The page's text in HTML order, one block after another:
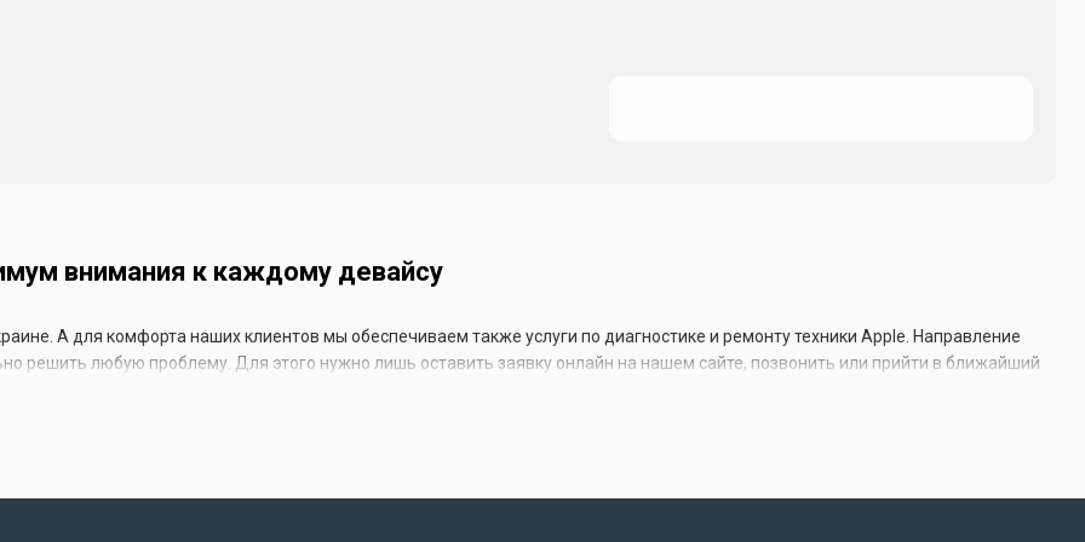
внимания к каждому девайсу
А для комфорта наших клиентов мы обеспечиваем также услуги по диагностике и ремонту техники Apple. Направление
решить любую проблему. Для этого нужно лишь оставить заявку онлайн на нашем сайте, позвонить или прийти в ближайший
в других магазинах: